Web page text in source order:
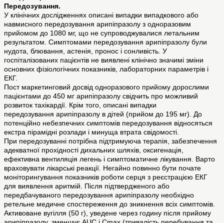
Передозування.
У клінічних дослідженнях описані випадки випадкового або
навмисного передозування арипіпразолу з одноразовим
прийомом до 1080 мг, що не супроводжувалися летальним
результатом. Симптомами передозування арипіпразолу були
нудота, блювання, астенія, пронос і сонливість. У
госпіталізованих пацієнтів не виявлені клінічно значимі зміни
основних фізіологічних показників, лабораторних параметрів і
ЕКГ.
Пост маркетинговий досвід одноразового прийому дорослими
пацієнтами до 450 мг арипіпразолу свідчить про можливий
розвиток тахікардії. Крім того, описані випадки
передозування арипіпразолу в дітей (прийом до 195 мг). До
потенційно небезпечних симптомів передозування відносяться
екстра пірамідні розлади і минуща втрата свідомості.
При передозуванні потрібна підтримуюча терапія, забезпечення
адекватної прохідності дихальних шляхів, оксигенація,
ефективна вентиляція легень і симптоматичне лікування. Варто
враховувати лікарські реакції. Негайно повинно бути почате
моніторингування показників роботи серця з реєстрацією ЕКГ
для виявлення аритмій. Після підтвердженого або
передбачуваного передозування арипіпразолу необхідно
ретельне медичне спостереження до зникнення всіх симптомів.
Активоване вугілля (50 г), уведене через годину після прийому